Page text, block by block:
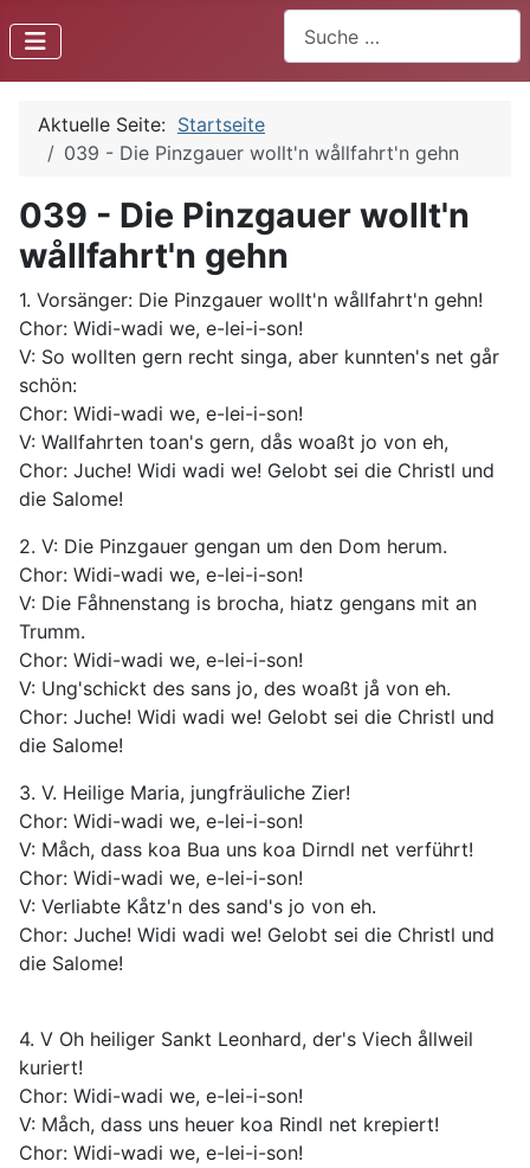
Aktuelle Seite: Startseite
039 - Die Pinzgauer wollt'n wållfahrt'n gehn
039 - Die Pinzgauer wollt'n
wållfahrt'n gehn
1. Vorsänger: Die Pinzgauer wollt'n wållfahrt'n gehn!
Chor: Widi-wadi we, e-lei-i-son!
V: So wollten gern recht singa, aber kunnten's net går
schön:
Chor: Widi-wadi we, e-lei-i-son!
V: Wallfahrten toan's gern, dås woaßt jo von eh,
Chor: Juche! Widi wadi we! Gelobt sei die Christl und
die Salome!
2. V: Die Pinzgauer gengan um den Dom herum.
Chor: Widi-wadi we, e-lei-i-son!
V: Die Fåhnenstang is brocha, hiatz gengans mit an
Trumm.
Chor: Widi-wadi we, e-lei-i-son!
V: Ung'schickt des sans jo, des woaßt jå von eh.
Chor: Juche! Widi wadi we! Gelobt sei die Christl und
die Salome!
3. V. Heilige Maria, jungfräuliche Zier!
Chor: Widi-wadi we, e-lei-i-son!
V: Måch, dass koa Bua uns koa Dirndl net verführt!
Chor: Widi-wadi we, e-lei-i-son!
V: Verliabte Kåtz'n des sand's jo von eh.
Chor: Juche! Widi wadi we! Gelobt sei die Christl und
die Salome!
4. V Oh heiliger Sankt Leonhard, der's Viech ållweil
kuriert!
Chor: Widi-wadi we, e-lei-i-son!
V: Måch, dass uns heuer koa Rindl net krepiert!
Chor: Widi-wadi we, e-lei-i-son!